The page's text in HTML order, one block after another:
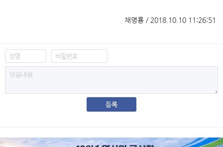
채명룡 / 2018.10.10 11:26:51